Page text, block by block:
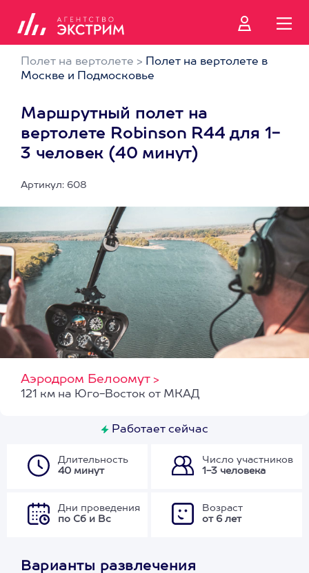
Полет на вертолете >
Полет на вертолете в
Москве и Подмосковье
Маршрутный полет на
вертолете Robinson R44 для 1-
3 человек (40 минут)
Артикул: 608
Аэродром Белоомут >
121 км на Юго-Восток от МКАД
Работает сейчас
Длительность
40 минут
Число участников
1-3 человека
Дни проведения
по Сб и Вс
Возраст
от 6 лет
Варианты развлечения